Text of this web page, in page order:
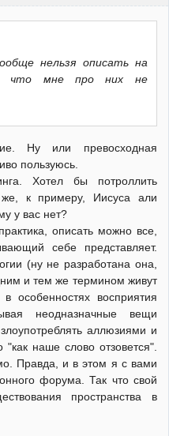
нельзя описать на
что мне про них не
Ну или превосходная
пользуюсь.
Хотел бы потроллить
к примеру, Иисуса али
у вас нет?
описать можно все,
себе представляет.
(ну не разработана она,
и тем же термином живут
восприятия
неодназначные вещи
аллюзиями и
наше слово отзовется".
Правда, и в этом я с вами
форума. Так что свой
пространства в